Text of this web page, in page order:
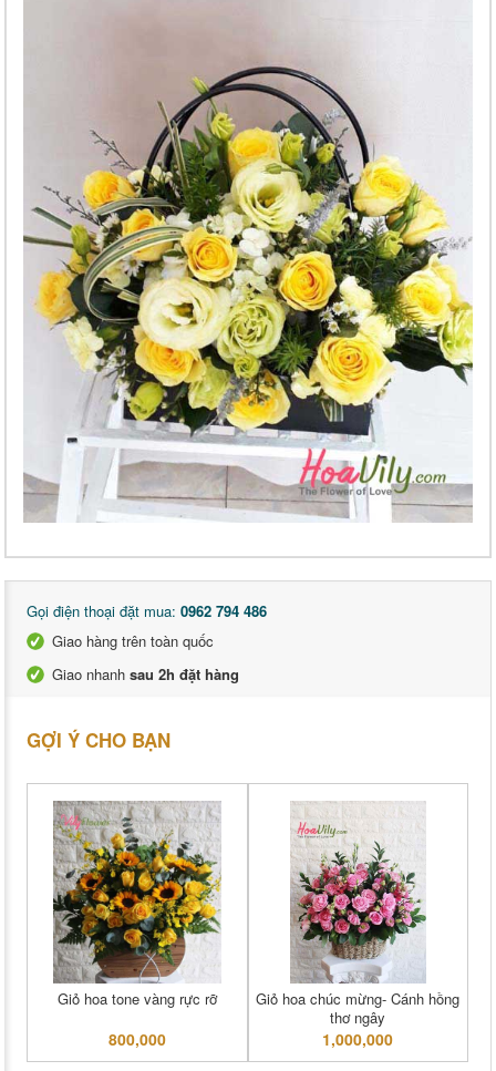
Gọi điện thoại đặt mua: 0962 794 486
Giao hàng trên toàn quốc
Giao nhanh sau 2h đặt hàng
GỢI Ý CHO BẠN
Giỏ hoa tone vàng rực rỡ
800,000
Giỏ hoa chúc mừng- Cánh hồng
thơ ngây
1,000,000